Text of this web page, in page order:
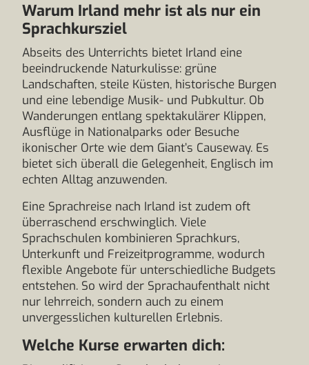
Warum Irland mehr ist als nur ein
Sprachkursziel
Abseits des Unterrichts bietet Irland eine
beeindruckende Naturkulisse: grüne
Landschaften, steile Küsten, historische Burgen
und eine lebendige Musik- und Pubkultur. Ob
Wanderungen entlang spektakulärer Klippen,
Ausflüge in Nationalparks oder Besuche
ikonischer Orte wie dem Giant’s Causeway. Es
bietet sich überall die Gelegenheit, Englisch im
echten Alltag anzuwenden.
Eine Sprachreise nach Irland ist zudem oft
überraschend erschwinglich. Viele
Sprachschulen kombinieren Sprachkurs,
Unterkunft und Freizeitprogramme, wodurch
flexible Angebote für unterschiedliche Budgets
entstehen. So wird der Sprachaufenthalt nicht
nur lehrreich, sondern auch zu einem
unvergesslichen kulturellen Erlebnis.
Welche Kurse erwarten dich: